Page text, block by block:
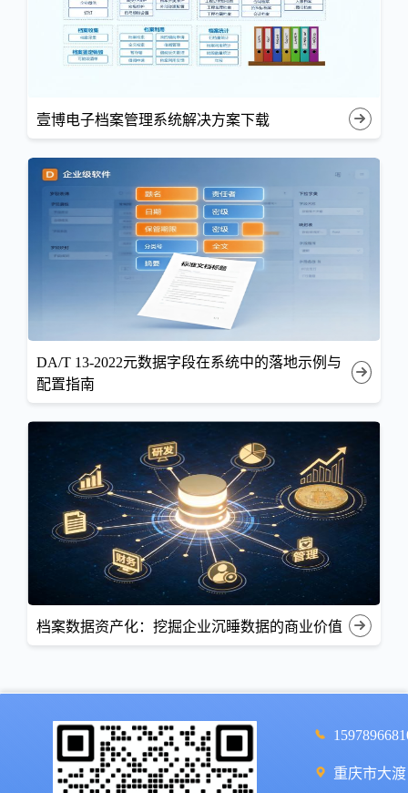
壹博电子档案管理系统解决方案下载
DA/T 13-2022元数据字段在系统中的落地示例与
配置指南
档案数据资产化：挖掘企业沉睡数据的商业价值
重庆市大渡